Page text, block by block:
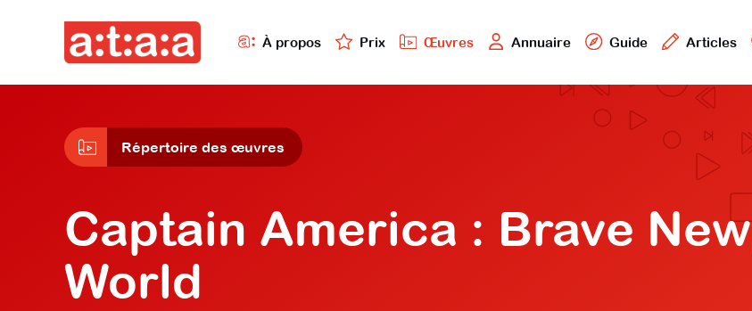
À propos Prix Œuvres Annuaire Guide Articles
Répertoire des œuvres
Captain America : Brave New
World